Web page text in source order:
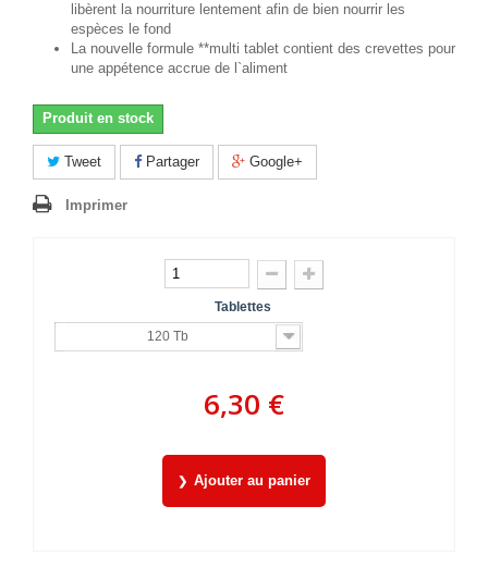
libèrent la nourriture lentement afin de bien nourrir les
espèces le fond
La nouvelle formule **multi tablet contient des crevettes pour
une appétence accrue de l`aliment
Produit en stock
Tweet Partager Google+
Imprimer
Tablettes
120 Tb
6,30 €
Ajouter au panier